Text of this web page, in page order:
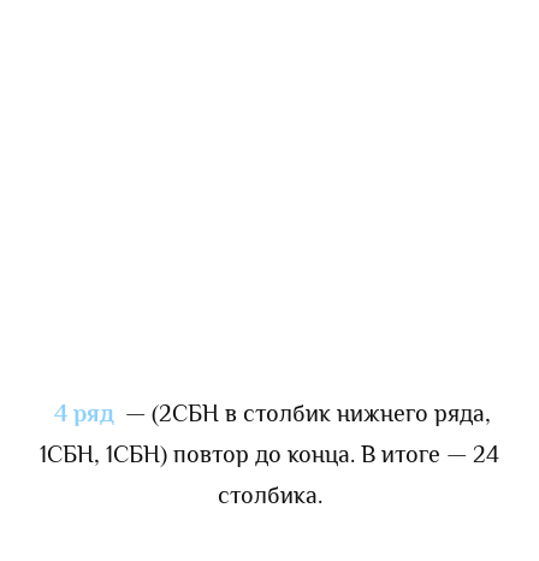
4 ряд — (2СБН в столбик нижнего ряда,
1СБН, 1СБН) повтор до конца. В итоге — 24
столбика.